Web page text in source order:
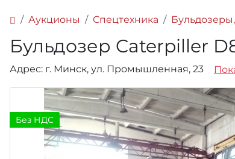
Аукционы Спецтехника
Бульдозер Caterpiller
Адрес: г. Минск, ул. Промышленная, 23
Без НДС